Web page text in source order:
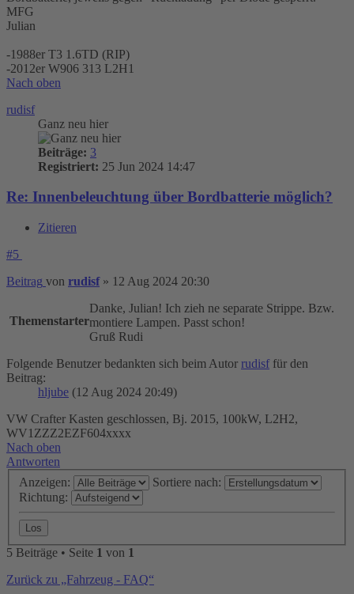
MFG
Julian
-1988er T3 1.6TD (RIP)
-2012er W906 313 L2H1
Nach oben
rudisf
Ganz neu hier
Beiträge: 3
Registriert: 25 Jun 2024 14:47
Re: Innenbeleuchtung über Bordbatterie möglich?
Zitieren
#5
Beitrag von rudisf» 12 Aug 2024 20:30
Themenstarter
Danke, Julian! Ich zieh ne separate Strippe. Bzw.
montiere Lampen. Passt schon!
Gruß Rudi
Folgende Benutzer bedankten sich beim Autor rudisf für den
Beitrag:
hljube (12 Aug 2024 20:49)
VW Crafter Kasten geschlossen, Bj. 2015, 100kW, L2H2,
WV1ZZZ2EZF604xxxx
Nach oben
Antworten
Anzeigen:
Sortiere nach:
Richtung:
5 Beiträge • Seite 1 von 1
Zurück zu „Fahrzeug - FAQ“